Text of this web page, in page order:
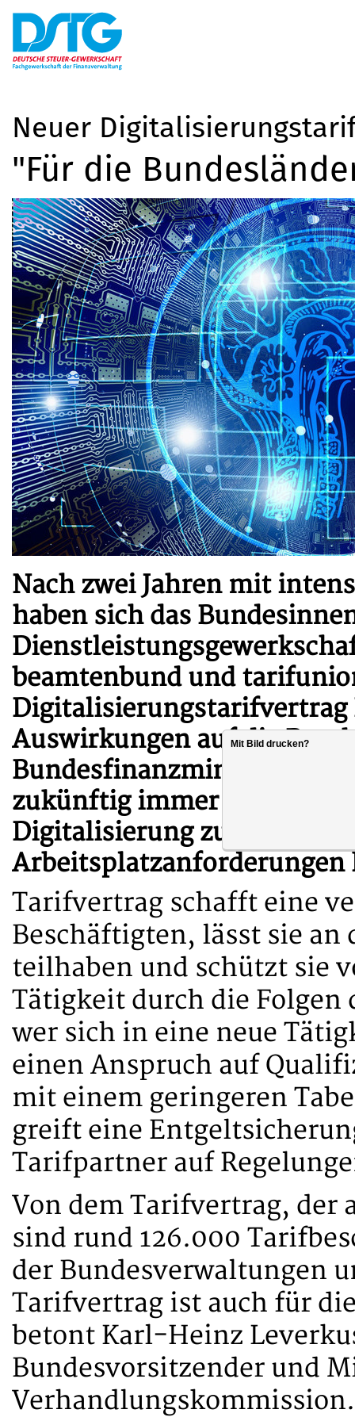
Neuer
"Für die
Nach zwei Jahren mit
haben sich das
beamtenbund und
Digitalisierungstarifvertrag
Auswirkungen auf die
Bundesfinanzministerium
zukünftig immer dann zur
Digitalisierung zu
Tarifvertrag schafft eine
Beschäftigten, lässt sie
teilhaben und schützt sie
Tätigkeit durch die
wer sich in eine neue
einen Anspruch auf
mit einem geringeren
greift eine
Tarifpartner auf
Von dem Tarifvertrag, der
sind rund 126.000
der Bundesverwaltungen
Tarifvertrag ist auch für
betont Karl-Heinz
Bundesvorsitzender und
Mit Bild drucken?